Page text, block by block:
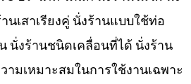
นเสาเรียงคู่ นั่งร้านแบบใช้ท่อ
นั่งร้านชนิดเคลื่อนที่ได้ นั่งร้าน
มเหมาะสมในการใช้งานเฉพาะ